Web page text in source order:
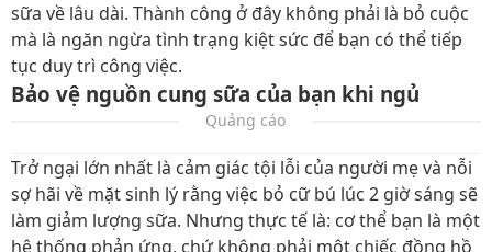
sữa về lâu dài. Thành công ở đây không phải là bỏ cuộc
mà là ngăn ngừa tình trạng kiệt sức để bạn có thể tiếp
tục duy trì công việc.
Bảo vệ nguồn cung sữa của bạn khi ngủ
Quảng cáo
Trở ngại lớn nhất là cảm giác tội lỗi của người mẹ và nỗi
sợ hãi về mặt sinh lý rằng việc bỏ cữ bú lúc 2 giờ sáng sẽ
làm giảm lượng sữa. Nhưng thực tế là: cơ thể bạn là một
hệ thống phản ứng, chứ không phải một chiếc đồng hồ